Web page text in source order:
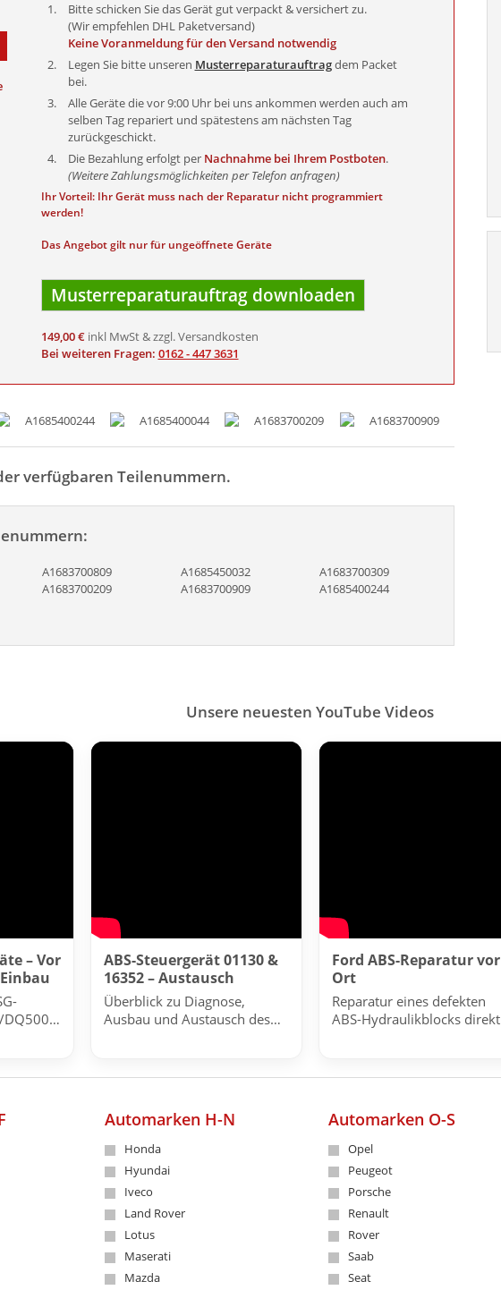
Bitte schicken Sie das Gerät gut verpackt & versichert zu.
(Wir empfehlen DHL Paketversand)
Keine Voranmeldung für den Versand notwendig
Legen Sie bitte unseren Musterreparaturauftragdem Packet
bei.
Alle Geräte die vor 9:00 Uhr bei uns ankommen werden auch am
selben Tag repariert und spätestens am nächsten Tag
zurückgeschickt.
Die Bezahlung erfolgt per Nachnahme bei Ihrem Postboten.
(Weitere Zahlungsmöglichkeiten per Telefon anfragen)
Ihr Vorteil: Ihr Gerät muss nach der Reparatur nicht programmiert
werden!
Das Angebot gilt nur für ungeöffnete Geräte
Musterreparaturauftrag downloaden
149,00 €inkl MwSt & zzgl. Versandkosten
Bei weiteren Fragen: 0162 - 447 3631
verfügbaren Teilenummern.
A1683700809
A1683700209
A1685450032
A1683700909
A1683700309
A1685400244
Unsere neuesten YouTube Videos
– Vor
ABS-Steuergerät 01130 &
16352 – Austausch
Überblick zu Diagnose,
Ausbau und Austausch des
Ford ABS-Reparatur vor
Ort
Reparatur eines defekten
ABS-Hydraulikblocks direkt
Automarken H-N
Honda
Hyundai
Iveco
Land Rover
Lotus
Maserati
Mazda
Automarken O-S
Opel
Peugeot
Porsche
Renault
Rover
Saab
Seat